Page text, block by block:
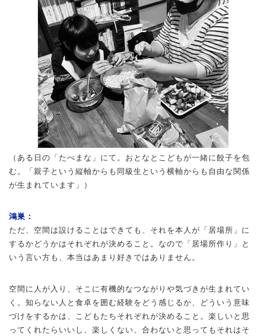
（ある日の「たべまな」にて。おとなとこどもが一緒に餃子を包
む。「親子という縦軸からも同級生という横軸からも自由な関係
が生まれています」）
鴻巣：
ただ、空間は設けることはできても、それを本人が「居場所」に
するかどうかはそれぞれが決めること。なので「居場所作り」と
いう言い方も、本当はあまり好きではありません。
空間に人が入り、そこに有機的なつながりや気づきが生まれてい
く。知らない人と食卓を囲む経験をどう感じるか、どういう意味
づけをするかは、こどもたちそれぞれが決めること。楽しいと思
ってくれたらいいし、楽しくない、合わないと思ってもそれはそ